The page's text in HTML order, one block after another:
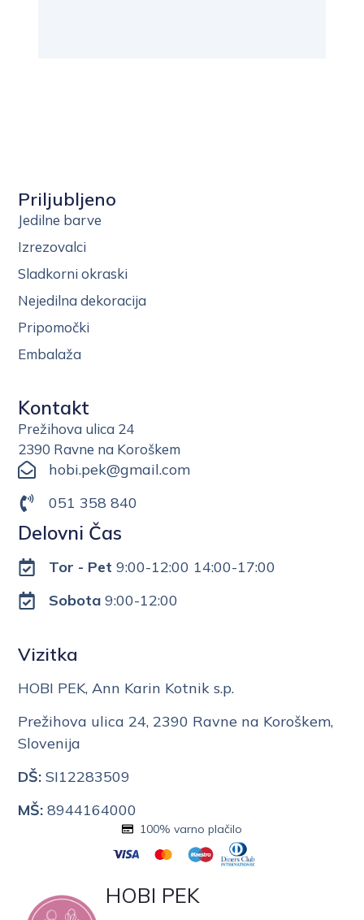
Priljubljeno
Jedilne barve
Izrezovalci
Sladkorni okraski
Nejedilna dekoracija
Pripomočki
Embalaža
Kontakt
Prežihova ulica 24
2390 Ravne na Koroškem
hobi.pek@gmail.com
051 358 840
Delovni Čas
Tor - Pet 9:00-12:00 14:00-17:00
Sobota9:00-12:00
Vizitka
HOBI PEK, Ann Karin Kotnik s.p.
Prežihova ulica 24, 2390 Ravne na Koroškem,
Slovenija
DŠ: SI12283509
MŠ: 8944164000
HOBI PEK
100% varno plačilo